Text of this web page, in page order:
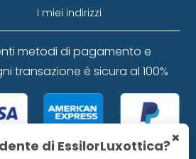
I miei indirizzi
metodi di pagamento e
transazione è sicura al 100%
×
di EssilorLuxottica?